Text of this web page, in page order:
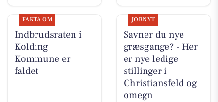
FAKTA OM
Indbrudsraten i
Kolding
Kommune er
faldet
JOBNYT
Savner du nye
græsgange? - Her
er nye ledige
stillinger i
Christiansfeld og
omegn